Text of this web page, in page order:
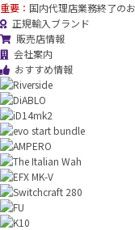
重要： 国内代理店業務終了の
正規輸入ブランド
販売店情報
会社案内
おすすめ情報